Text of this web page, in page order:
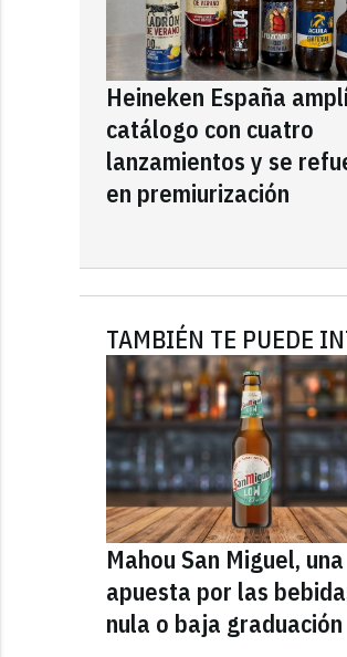
Heineken España
catálogo con cuatro
lanzamientos y se
en premiurización
TAMBIÉN TE PUEDE
Mahou San Miguel, una
apuesta por las
nula o baja graduación